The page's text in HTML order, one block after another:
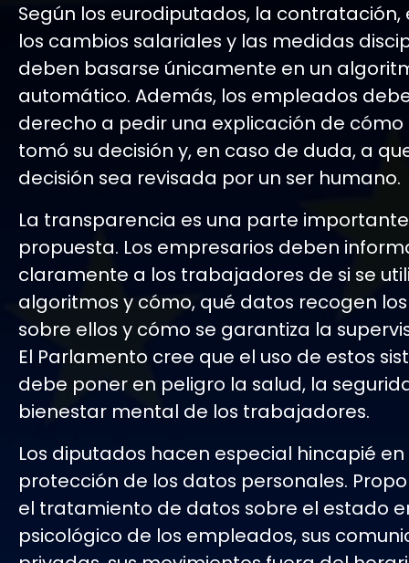
Según los eurodiputados, la contratación,
los cambios salariales y las medidas
deben basarse únicamente en un
automático. Además, los empleados
derecho a pedir una explicación de
tomó su decisión y, en caso de duda, a
decisión sea revisada por un ser humano.
La transparencia es una parte
propuesta. Los empresarios deben
claramente a los trabajadores de si se
algoritmos y cómo, qué datos recogen
sobre ellos y cómo se garantiza la
El Parlamento cree que el uso de estos
debe poner en peligro la salud, la
bienestar mental de los trabajadores.
Los diputados hacen especial hincapié
protección de los datos personales.
el tratamiento de datos sobre el estado
psicológico de los empleados, sus